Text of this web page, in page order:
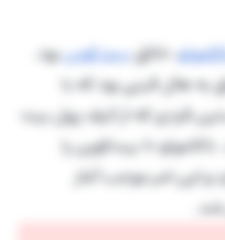
، خالقبیت کوینبود.
هال فینی بود که با
فردی که از کیف پول بیت
کوین استفاده کرده، شناخته می‌شود. ناکاموتو 10 بیت‌کوین را
و این امر موجب آغاز